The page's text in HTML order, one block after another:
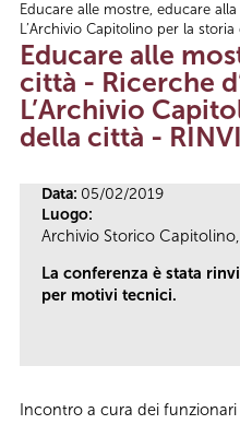
Tu sei qui
Educare alle mostre, educare
L’Archivio Capitolino per la
Educare alle
città - Ricerche
L’Archivio
della città -
Data: 05/02/2019
Luogo:
Archivio Storico
La conferenza è stata
per motivi tecnici.
Incontro a cura dei funzionari